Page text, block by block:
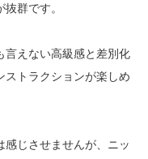
群です。
言えない高級感と差別化
ストラクションが楽しめ
感じさせませんが、ニッ